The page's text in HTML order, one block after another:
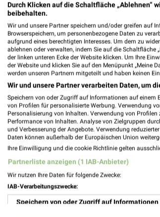
Angebote-Kalender für
Aug.
03Mo 04Di 05Mi
HIT -
Durch Klicken auf die Schaltfläche „Ablehnen“
beibehalten.
Wir und unsere Partner speichern und/oder greifen auf
Browserspeichern, um personenbezogene Daten zu
aufgrund eines berechtigten Interesses. Um dem zu
ablehnen oder verwalten, indem Sie auf die Schaltfläche
der linken unteren Ecke der Website klicken. Um Ihre
der Website und klicken Sie auf den Menüpunkt „Meine
werden unseren Partnern mitgeteilt und haben keinen
Wir und unsere Partner verarbeiten Daten, um
Speichern von oder Zugriff auf Informationen auf einem
von Profilen für personalisierte Werbung. Verwendung
Personalisierung von Inhalten. Verwendung von
Performance von Inhalten. Analyse von Zielgruppen
und Verbesserung der Angebote. Verwendung
Daten können außerhalb der Europäischen Union
Ihre Einwilligung und die cookie Richtlinie gelten
Partnerliste anzeigen (1 IAB-Anbieter)
Wir nutzen Ihre Daten für folgende Zwecke:
IAB-Verarbeitungszwecke:
Speichern von oder Zugriff auf